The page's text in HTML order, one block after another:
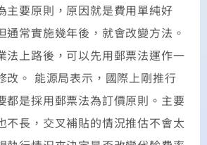
主要原則，原因就是費用單純好
通常實施幾年後，就會改變方法。
法上路後，可以先用郵票法運作一
改。 能源局表示，國際上剛推行
都是採用郵票法為訂價原則。主要
不長，交叉補貼的情況推估不會太